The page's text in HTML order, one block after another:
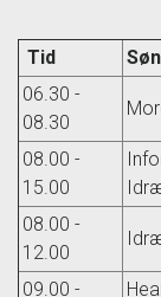
Tid
06.30 -
08.30
08.00 -
15.00
08.00 -
12.00
09.00 -